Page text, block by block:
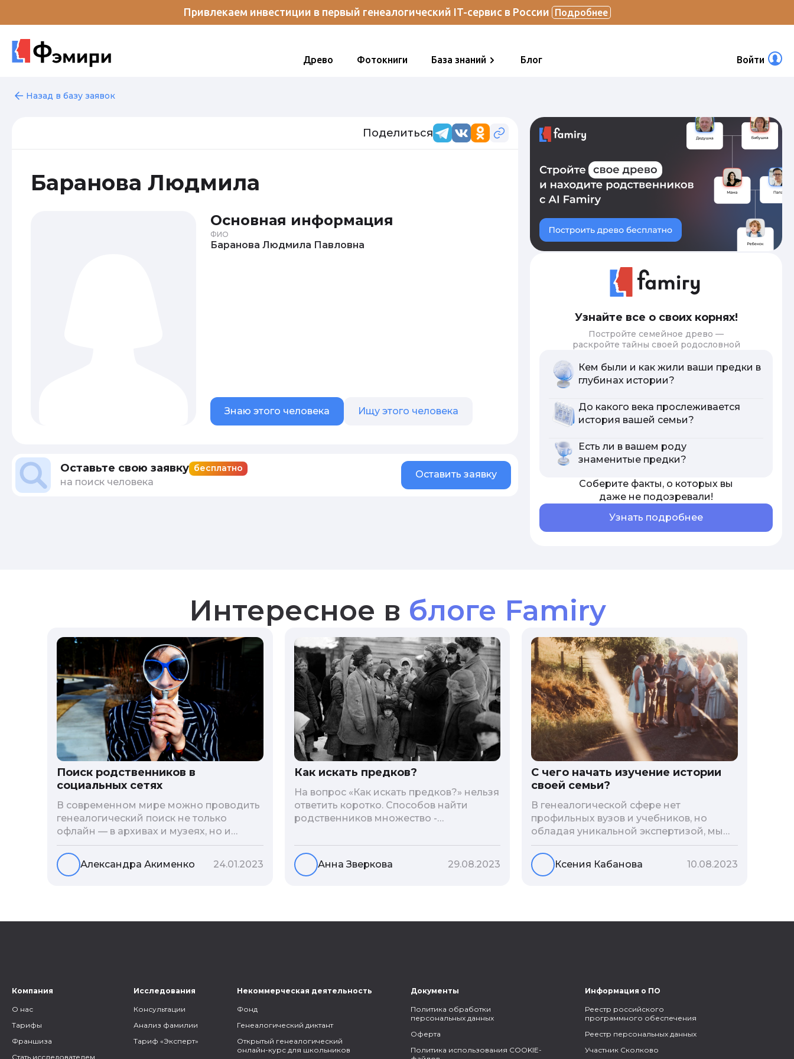
Привлекаем инвестиции в первый генеалогический IT-сервис в России Подробнее
Древо Фотокниги База знаний Блог Войти
Назад в базу заявок
Поделиться
Баранова Людмила
Основная информация
ФИО
Баранова Людмила Павловна
Знаю этого человека Ищу этого человека
Оставьте свою заявку бесплатно
на поиск человека
Оставить заявку
Узнайте все о своих корнях!
Постройте семейное древо —
раскройте тайны своей родословной
Кем были и как жили ваши предки в
глубинах истории?
До какого века прослеживается
история вашей семьи?
Есть ли в вашем роду
знаменитые предки?
Соберите факты, о которых вы
даже не подозревали!
Узнать подробнее
Интересное в блоге Famiry
Поиск родственников в
социальных сетях
В современном мире можно проводить
генеалогический поиск не только
офлайн — в архивах и музеях, но и
воспользоваться интернетом. Сегодня
мы расскажем вам как и в каких
социальных сетях можно провести
то, как грамотно построить с ними
Александра Акименко 24.01.2023
Как искать предков?
На вопрос «Как искать предков?» нельзя
ответить коротко. Способов найти
родственников множество -
социальные сети, ДНК-тесты, онлайн-
базы. Именно поэтому мы сделали для
вас подборку лучших статей блога
Анна Зверкова 29.08.2023
С чего начать изучение истории
своей семьи?
В генеалогической сфере нет
профильных вузов и учебников, но
обладая уникальной экспертизой, мы
разработали авторскую методологию
проведения архивно-генеалогических
исследований, ее мы закладываем и
Ксения Кабанова 10.08.2023
Компания
О нас
Тарифы
Франшиза
Стать исследователем
Исследования
Консультации
Анализ фамилии
Тариф «Эксперт»
Некоммерческая деятельность
Фонд
Генеалогический диктант
Открытый генеалогический
онлайн-курс для школьников
Документы
Политика обработки
персональных данных
Оферта
Политика использования COOKIE-
Информация о ПО
Реестр российского
программного обеспечения
Реестр персональных данных
Участник Сколково